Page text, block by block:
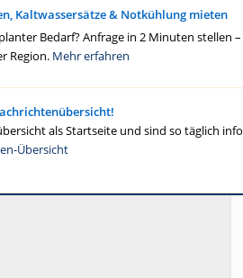
Kaltwassersätze & Notkühlung mieten
Bedarf? Anfrage in 2 Minuten stellen
Region. Mehr erfahren
als Startseite und sind so täglich
Übersicht